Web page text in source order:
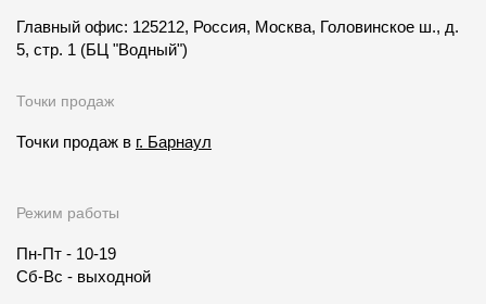
Главный офис: 125212, Россия, Москва, Головинское ш., д.
5, стр. 1 (БЦ "Водный")
Точки продаж
Точки продаж в г. Барнаул
Режим работы
Пн-Пт - 10-19
Сб-Вс - выходной